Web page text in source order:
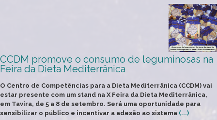
CCDM promove o consumo de leguminosas na
Feira da Dieta Mediterrânica
O Centro de Competências para a Dieta Mediterrânica (CCDM) vai
estar presente com um stand na X Feira da Dieta Mediterrânica,
em Tavira, de 5 a 8 de setembro. Será uma oportunidade para
sensibilizar o público e incentivar a adesão ao sistema (...)